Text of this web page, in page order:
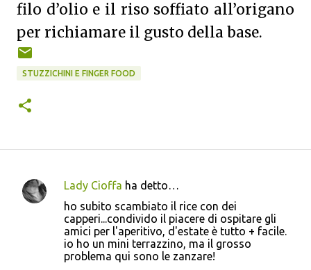
filo d’olio e il riso soffiato all’origano
per richiamare il gusto della base.
STUZZICHINI E FINGER FOOD
C
Lady Cioffa ha detto…
ho subito scambiato il rice con dei
capperi...condivido il piacere di ospitare gli
amici per l'aperitivo, d'estate è tutto + facile.
io ho un mini terrazzino, ma il grosso
problema qui sono le zanzare!